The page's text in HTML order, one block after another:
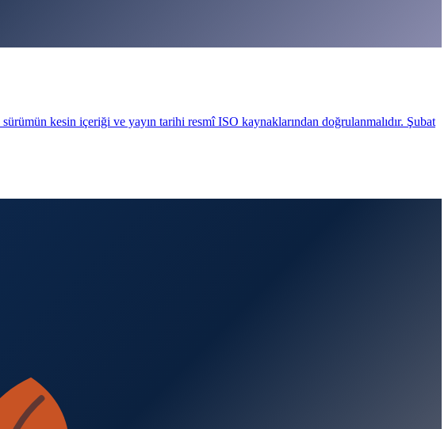
kesin içeriği ve yayın tarihi resmî ISO kaynaklarından doğrulanmalıdır. Şubat